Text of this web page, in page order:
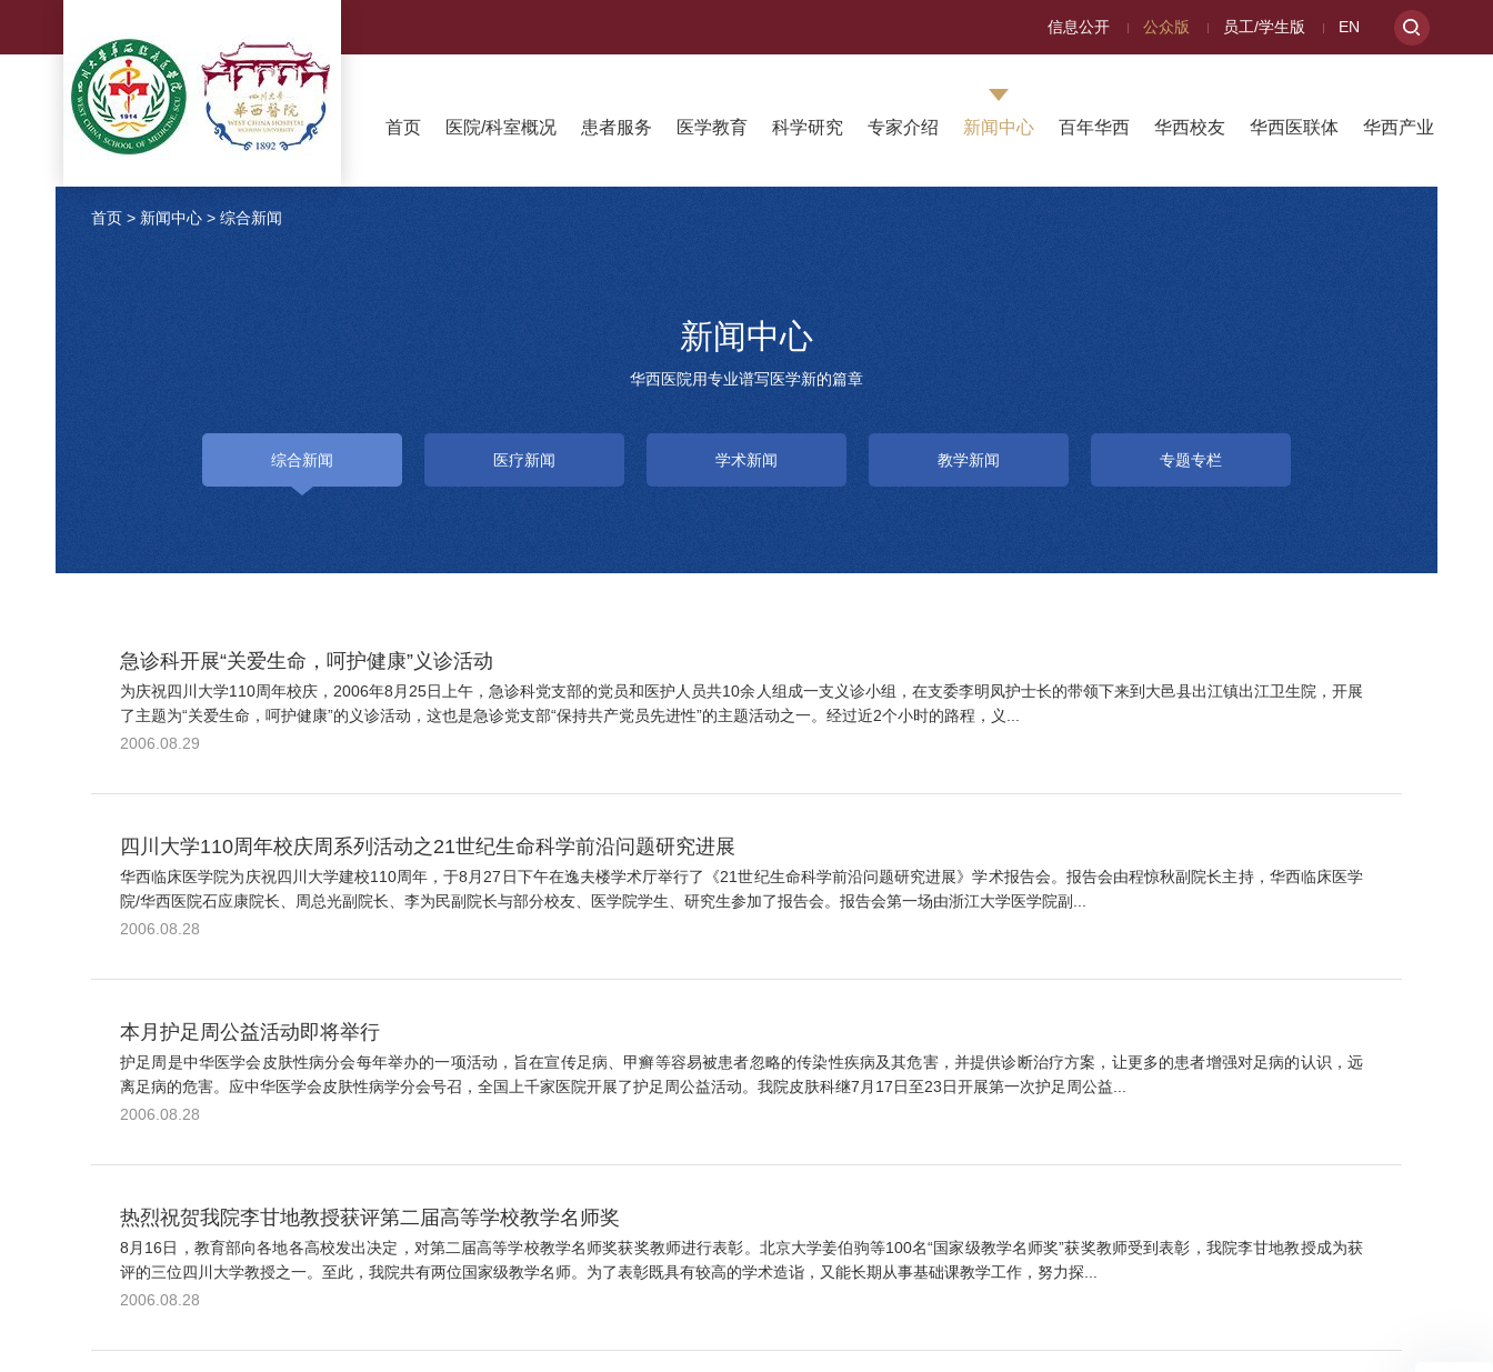
信息公开 公众版 员工/学生版 EN
首页 医院/科室概况 患者服务 医学教育 科学研究 专家介绍 新闻中心 百年华西 华西校友 华西医联体 华西产业
首页 > 新闻中心 > 综合新闻
新闻中心
华西医院用专业谱写医学新的篇章
综合新闻 医疗新闻 学术新闻 教学新闻 专题专栏
急诊科开展“关爱生命，呵护健康”义诊活动
为庆祝四川大学110周年校庆，2006年8月25日上午，急诊科党支部的党员和医护人员共10余人组成一支义诊小组，在支委李明凤护士长的带领下来到大邑县出江镇出江卫生院，开展
了主题为“关爱生命，呵护健康”的义诊活动，这也是急诊党支部“保持共产党员先进性”的主题活动之一。经过近2个小时的路程，义...
2006.08.29
四川大学110周年校庆周系列活动之21世纪生命科学前沿问题研究进展
华西临床医学院为庆祝四川大学建校110周年，于8月27日下午在逸夫楼学术厅举行了《21世纪生命科学前沿问题研究进展》学术报告会。报告会由程惊秋副院长主持，华西临床医学
院/华西医院石应康院长、周总光副院长、李为民副院长与部分校友、医学院学生、研究生参加了报告会。报告会第一场由浙江大学医学院副...
2006.08.28
本月护足周公益活动即将举行
护足周是中华医学会皮肤性病分会每年举办的一项活动，旨在宣传足病、甲癣等容易被患者忽略的传染性疾病及其危害，并提供诊断治疗方案，让更多的患者增强对足病的认识，远
离足病的危害。应中华医学会皮肤性病学分会号召，全国上千家医院开展了护足周公益活动。我院皮肤科继7月17日至23日开展第一次护足周公益...
2006.08.28
热烈祝贺我院李甘地教授获评第二届高等学校教学名师奖
8月16日，教育部向各地各高校发出决定，对第二届高等学校教学名师奖获奖教师进行表彰。北京大学姜伯驹等100名“国家级教学名师奖”获奖教师受到表彰，我院李甘地教授成为获
评的三位四川大学教授之一。至此，我院共有两位国家级教学名师。为了表彰既具有较高的学术造诣，又能长期从事基础课教学工作，努力探...
2006.08.28